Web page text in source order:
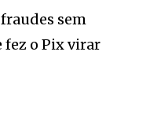
sem
fez o Pix virar